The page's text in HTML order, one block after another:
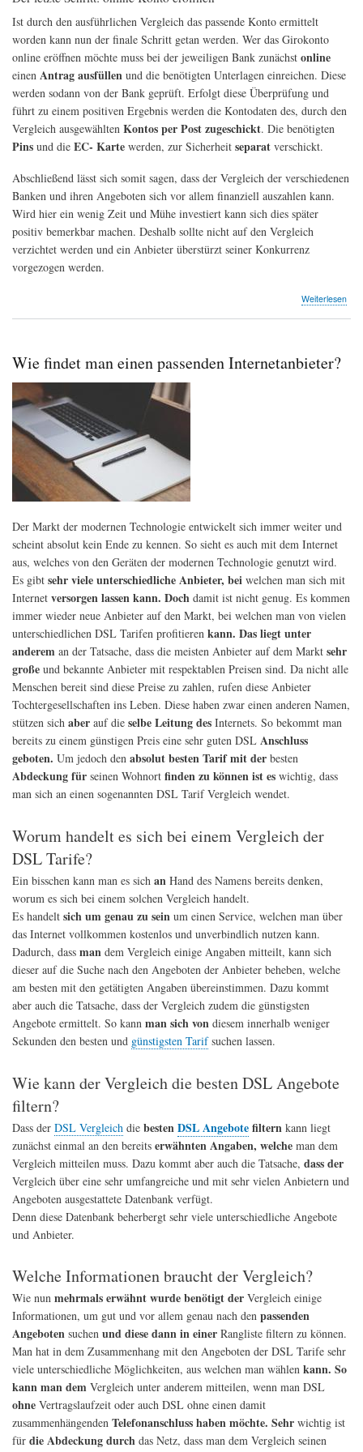
Ist durch den ausführlichen Vergleich das passende Konto ermittelt
worden kann nun der finale Schritt getan werden. Wer das Girokonto
online eröffnen möchte muss bei der jeweiligen Bank zunächst online
einen Antrag ausfüllen und die benötigten Unterlagen einreichen. Diese
werden sodann von der Bank geprüft. Erfolgt diese Überprüfung und
führt zu einem positiven Ergebnis werden die Kontodaten des, durch den
Vergleich ausgewählten Kontos per Post zugeschickt. Die benötigten
Pins und die EC- Karte werden, zur Sicherheit separat verschickt.
Abschließend lässt sich somit sagen, dass der Vergleich der verschiedenen
Banken und ihren Angeboten sich vor allem finanziell auszahlen kann.
Wird hier ein wenig Zeit und Mühe investiert kann sich dies später
positiv bemerkbar machen. Deshalb sollte nicht auf den Vergleich
verzichtet werden und ein Anbieter überstürzt seiner Konkurrenz
vorgezogen werden.
Weiterlesen
Wie findet man einen passenden Internetanbieter?
Der Markt der modernen Technologie entwickelt sich immer weiter und
scheint absolut kein Ende zu kennen. So sieht es auch mit dem Internet
aus, welches von den Geräten der modernen Technologie genutzt wird.
Es gibt sehr viele unterschiedliche Anbieter, bei welchen man sich mit
Internet versorgen lassen kann. Doch damit ist nicht genug. Es kommen
immer wieder neue Anbieter auf den Markt, bei welchen man von vielen
unterschiedlichen DSL Tarifen profitieren kann. Das liegt unter
anderem an der Tatsache, dass die meisten Anbieter auf dem Markt sehr
große und bekannte Anbieter mit respektablen Preisen sind. Da nicht alle
Menschen bereit sind diese Preise zu zahlen, rufen diese Anbieter
Tochtergesellschaften ins Leben. Diese haben zwar einen anderen Namen,
stützen sich aber auf die selbe Leitung des Internets. So bekommt man
bereits zu einem günstigen Preis eine sehr guten DSL Anschluss
geboten. Um jedoch den absolut besten Tarif mit der besten
Abdeckung für seinen Wohnort finden zu können ist es wichtig, dass
man sich an einen sogenannten DSL Tarif Vergleich wendet.
Worum handelt es sich bei einem Vergleich der
DSL Tarife?
Ein bisschen kann man es sich an Hand des Namens bereits denken,
worum es sich bei einem solchen Vergleich handelt.
Es handelt sich um genau zu sein um einen Service, welchen man über
das Internet vollkommen kostenlos und unverbindlich nutzen kann.
Dadurch, dass man dem Vergleich einige Angaben mitteilt, kann sich
dieser auf die Suche nach den Angeboten der Anbieter beheben, welche
am besten mit den getätigten Angaben übereinstimmen. Dazu kommt
aber auch die Tatsache, dass der Vergleich zudem die günstigsten
Angebote ermittelt. So kann man sich von diesem innerhalb weniger
Sekunden den besten und günstigsten Tarifsuchen lassen.
Wie kann der Vergleich die besten DSL Angebote
filtern?
Dass der DSL Vergleich die bestenDSL Angebotefiltern kann liegt
zunächst einmal an den bereits erwähnten Angaben, welche man dem
Vergleich mitteilen muss. Dazu kommt aber auch die Tatsache, dass der
Vergleich über eine sehr umfangreiche und mit sehr vielen Anbietern und
Angeboten ausgestattete Datenbank verfügt.
Denn diese Datenbank beherbergt sehr viele unterschiedliche Angebote
und Anbieter.
Welche Informationen braucht der Vergleich?
Wie nun mehrmals erwähnt wurde benötigt der Vergleich einige
Informationen, um gut und vor allem genau nach den passenden
Angeboten suchen und diese dann in einer Rangliste filtern zu können.
Man hat in dem Zusammenhang mit den Angeboten der DSL Tarife sehr
viele unterschiedliche Möglichkeiten, aus welchen man wählen kann. So
kann man dem Vergleich unter anderem mitteilen, wenn man DSL
ohne Vertragslaufzeit oder auch DSL ohne einen damit
zusammenhängenden Telefonanschluss haben möchte. Sehr wichtig ist
für die Abdeckung durch das Netz, dass man dem Vergleich seinen